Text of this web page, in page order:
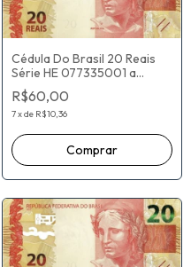
Cédula Do Brasil 20 Reais
Série HE 077335001 a
109800000 (2ª chancela -
Flor De Estampa) Paulo
Roberto Nunes Guedes /
R$60,00
7xde R$10,36